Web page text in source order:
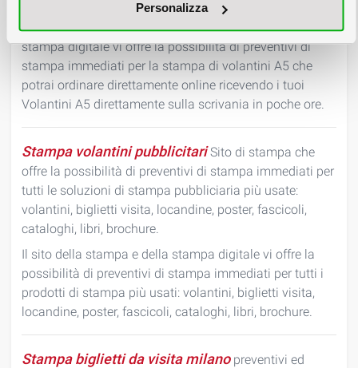
Personalizza
Stampa volantini A5 - Il sito della stampa e della
stampa digitale vi offre la possibilità di preventivi di
stampa immediati per la stampa di volantini A5 che
potrai ordinare direttamente online ricevendo i tuoi
Volantini A5 direttamente sulla scrivania in poche ore.
Stampa volantini pubblicitariSito di stampa che
offre la possibilità di preventivi di stampa immediati per
tutti le soluzioni di stampa pubbliciaria più usate:
volantini, biglietti visita, locandine, poster, fascicoli,
cataloghi, libri, brochure.
Il sito della stampa e della stampa digitale vi offre la
possibilità di preventivi di stampa immediati per tutti i
prodotti di stampa più usati: volantini, biglietti visita,
locandine, poster, fascicoli, cataloghi, libri, brochure.
Stampa biglietti da visita milanopreventivi ed